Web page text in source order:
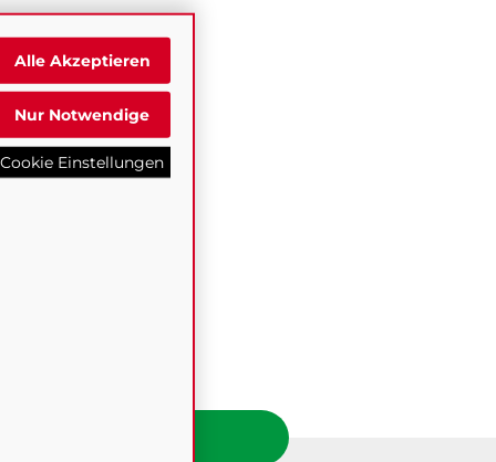
Alle Akzeptieren
Nur Notwendige
Cookie Einstellungen